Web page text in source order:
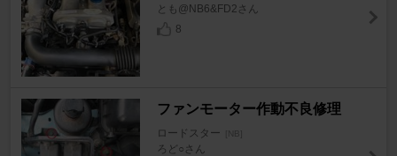
とも@NB6&FD2さん
8
ファンモーター作動不良修理
ロードスター [NB]
ろど○さん